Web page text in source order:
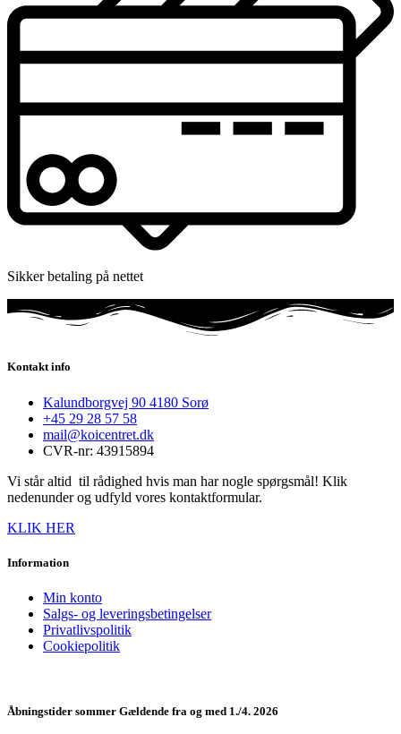
Sikker betaling på nettet
Kontakt info
Kalundborgvej 90 4180 Sorø
+45 29 28 57 58
mail@koicentret.dk
CVR-nr: 43915894
Vi står altid til rådighed hvis man har nogle spørgsmål! Klik
nedenunder og udfyld vores kontaktformular.
KLIK HER
Information
Min konto
Salgs- og leveringsbetingelser
Privatlivspolitik
Cookiepolitik
Åbningstider sommer Gældende fra og med 1./4. 2026